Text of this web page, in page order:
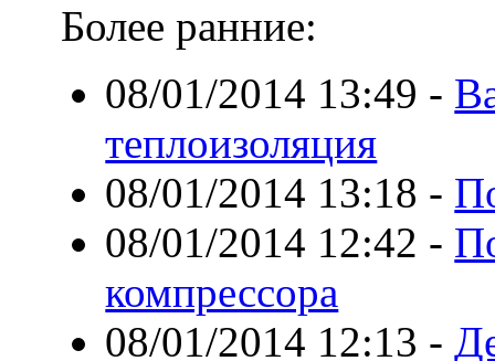
Более ранние:
08/01/2014 13:49 -
теплоизоляция
08/01/2014 13:18 -
08/01/2014 12:42 -
компрессора
08/01/2014 12:13 -